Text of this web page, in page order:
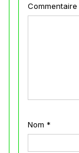
Commentaire
Nom *